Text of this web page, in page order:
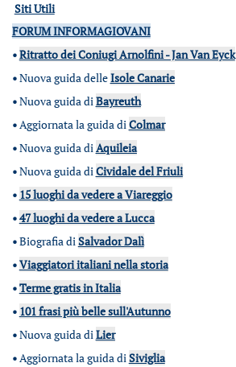
Siti Utili
FORUM INFORMAGIOVANI
•Ritratto dei Coniugi Arnolfini - Jan Van Eyck
•Nuova guida delleIsole Canarie
•Nuova guida diBayreuth
•Aggiornata la guida diColmar
•Nuova guida diAquileia
•Nuova guida diCividale del Friuli
• 15 luoghi da vedere a Viareggio
•47 luoghi da vedere a Lucca
•Biografia diSalvador Dalì
•Viaggiatori italiani nella storia
•Terme gratis in Italia
• 101 frasi più belle sull'Autunno
•Nuova guida diLier
•Aggiornata la guida diSiviglia